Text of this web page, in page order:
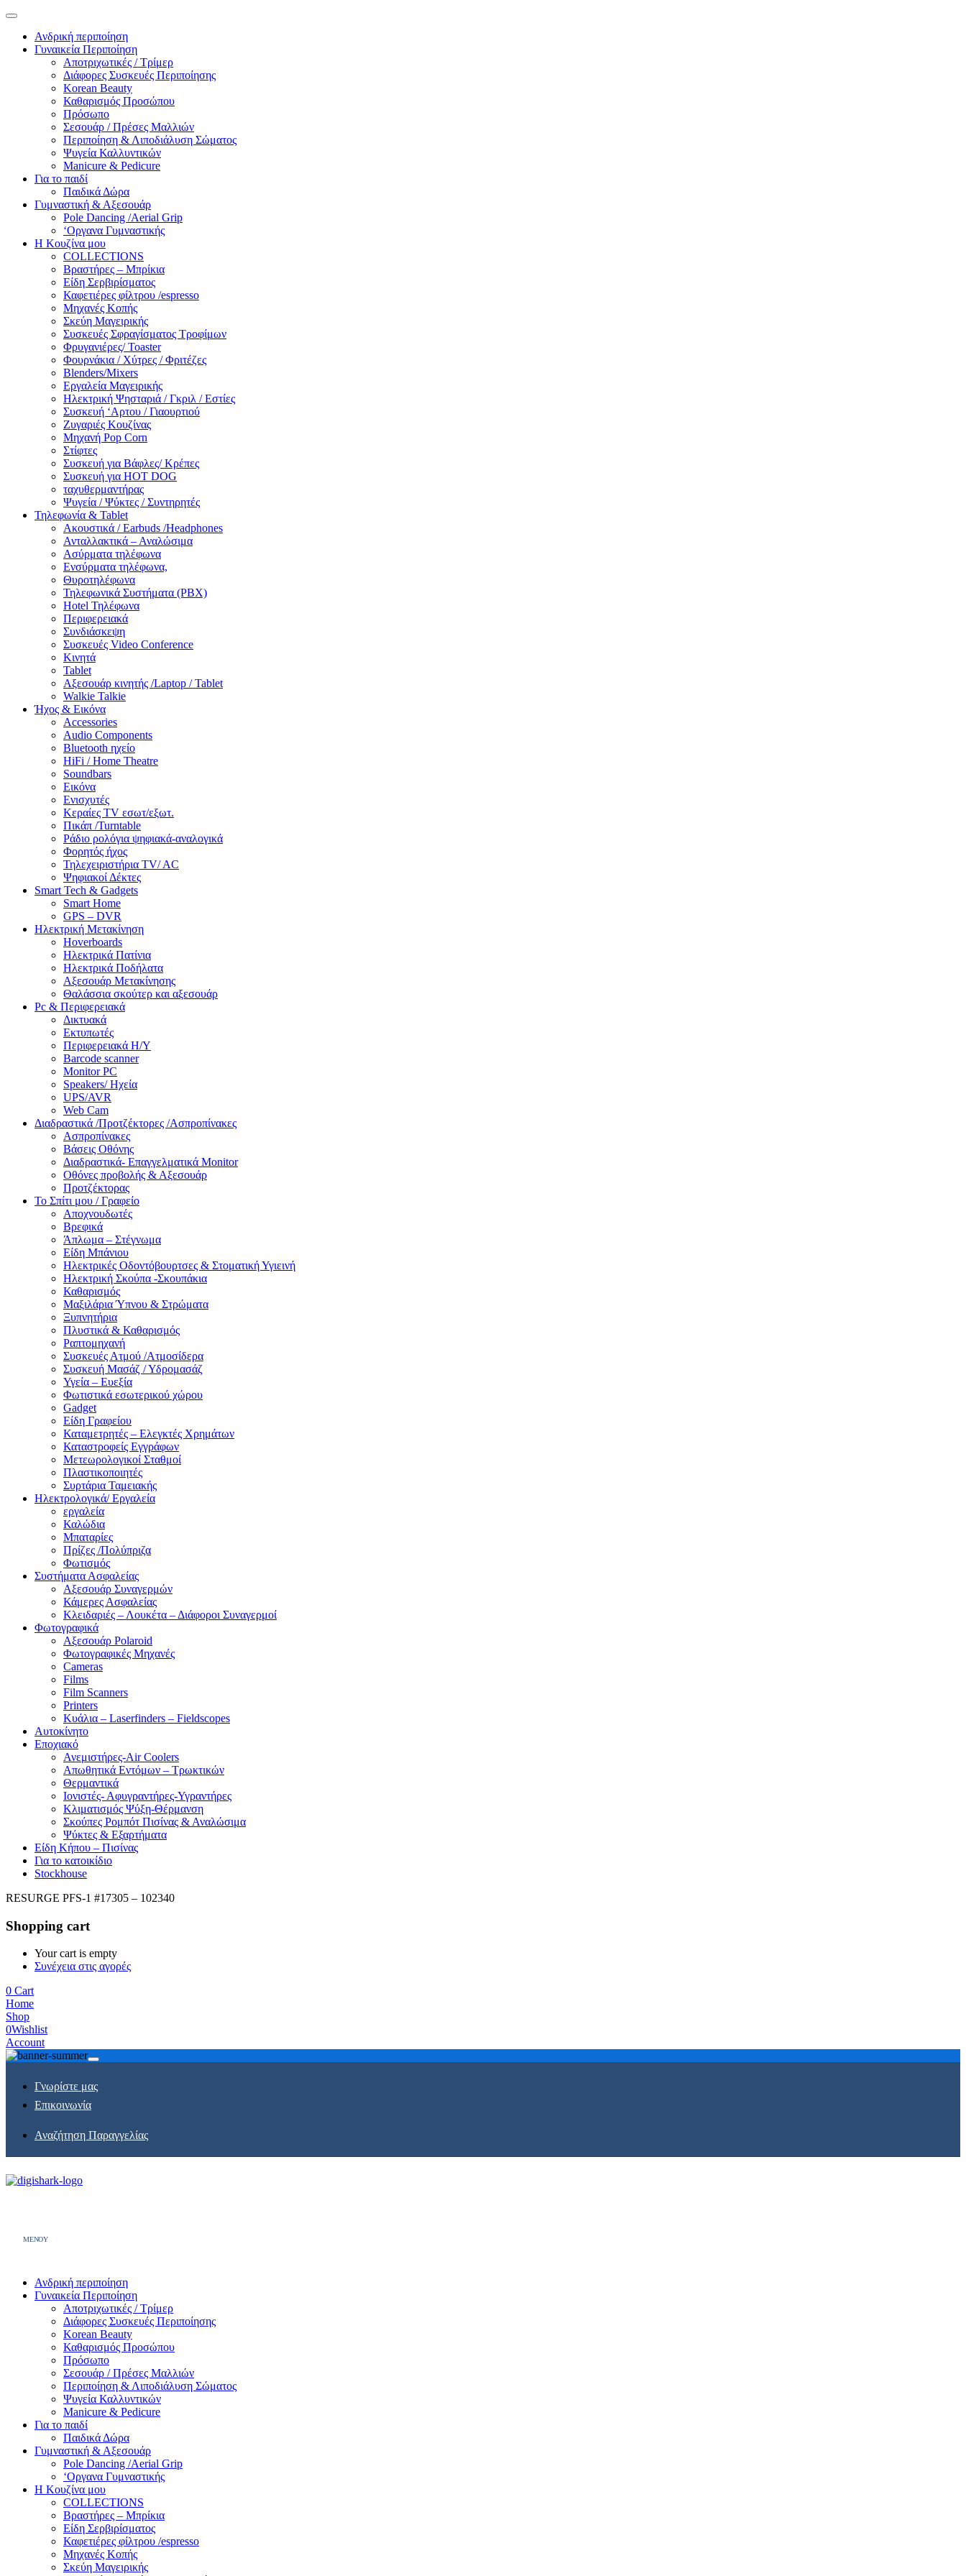
Ανδρική περιποίηση
Γυναικεία Περιποίηση
Αποτριχωτικές / Τρίμερ
Διάφορες Συσκευές Περιποίησης
Korean Beauty
Καθαρισμός Προσώπου
Πρόσωπο
Σεσουάρ / Πρέσες Μαλλιών
Περιποίηση & Λιποδιάλυση Σώματος
Ψυγεία Καλλυντικών
Manicure & Pedicure
Για το παιδί
Παιδικά Δώρα
Γυμναστική & Αξεσουάρ
Pole Dancing /Aerial Grip
‘Οργανα Γυμναστικής
Η Κουζίνα μου
COLLECTIONS
Βραστήρες – Μπρίκια
Είδη Σερβιρίσματος
Καφετιέρες φίλτρου /espresso
Μηχανές Κοπής
Σκεύη Μαγειρικής
Συσκευές Σφραγίσματος Τροφίμων
Φρυγανιέρες/ Toaster
Φουρνάκια / Χύτρες / Φριτέζες
Blenders/Mixers
Εργαλεία Μαγειρικής
Ηλεκτρική Ψησταριά / Γκριλ / Eστίες
Συσκευή ‘Αρτου / Γιαουρτιού
Ζυγαριές Κουζίνας
Μηχανή Pop Corn
Στίφτες
Συσκευή για Βάφλες/ Κρέπες
Συσκευή για HOT DOG
ταχυθερμαντήρας
Ψυγεία / Ψύκτες / Συντηρητές
Τηλεφωνία & Tablet
Ακουστικά / Earbuds /Headphones
Ανταλλακτικά – Αναλώσιμα
Ασύρματα τηλέφωνα
Ενσύρματα τηλέφωνα,
Θυροτηλέφωνα
Τηλεφωνικά Συστήματα (PBX)
Hotel Τηλέφωνα
Περιφερειακά
Συνδιάσκεψη
Συσκευές Video Conference
Κινητά
Tablet
Αξεσουάρ κινητής /Laptop / Tablet
Walkie Talkie
Ήχος & Εικόνα
Accessories
Audio Components
Bluetooth ηχείο
HiFi / Home Theatre
Soundbars
Εικόνα
Ενισχυτές
Κεραίες TV εσωτ/εξωτ.
Πικάπ /Turntable
Ράδιο ρολόγια ψηφιακά-αναλογικά
Φορητός ήχος
Τηλεχειριστήρια TV/ AC
Ψηφιακοί Δέκτες
Smart Tech & Gadgets
Smart Home
GPS – DVR
Ηλεκτρική Μετακίνηση
Hoverboards
Ηλεκτρικά Πατίνια
Ηλεκτρικά Ποδήλατα
Αξεσουάρ Μετακίνησης
Θαλάσσια σκούτερ και αξεσουάρ
Pc & Περιφερειακά
Δικτυακά
Εκτυπωτές
Περιφερειακά Η/Υ
Barcode scanner
Monitor PC
Speakers/ Ηχεία
UPS/AVR
Web Cam
Διαδραστικά /Προτζέκτορες /Ασπροπίνακες
Ασπροπίνακες
Βάσεις Οθόνης
Διαδραστικά- Επαγγελματικά Monitor
Οθόνες προβολής & Αξεσουάρ
Προτζέκτορας
Το Σπίτι μου / Γραφείο
Αποχνουδωτές
Βρεφικά
Άπλωμα – Στέγνωμα
Είδη Μπάνιου
Ηλεκτρικές Οδοντόβουρτσες & Στοματική Υγιεινή
Ηλεκτρική Σκούπα -Σκουπάκια
Καθαρισμός
Μαξιλάρια Ύπνου & Στρώματα
Ξυπνητήρια
Πλυστικά & Καθαρισμός
Ραπτομηχανή
Συσκευές Ατμού /Ατμοσίδερα
Συσκευή Μασάζ / Υδρομασάζ
Υγεία – Ευεξία
Φωτιστικά εσωτερικού χώρου
Gadget
Είδη Γραφείου
Καταμετρητές – Ελεγκτές Χρημάτων
Καταστροφείς Εγγράφων
Μετεωρολογικοί Σταθμοί
Πλαστικοποιητές
Συρτάρια Ταμειακής
Ηλεκτρολογικά/ Εργαλεία
εργαλεία
Καλώδια
Μπαταρίες
Πρίζες /Πολύπριζα
Φωτισμός
Συστήματα Ασφαλείας
Αξεσουάρ Συναγερμών
Κάμερες Ασφαλείας
Κλειδαριές – Λουκέτα – Διάφοροι Συναγερμοί
Φωτογραφικά
Αξεσουάρ Polaroid
Φωτογραφικές Μηχανές
Cameras
Films
Film Scanners
Printers
Κυάλια – Laserfinders – Fieldscopes
Αυτοκίνητο
Εποχιακό
Ανεμιστήρες-Air Coolers
Απωθητικά Εντόμων – Τρωκτικών
Θερμαντικά
Ιονιστές- Αφυγραντήρες-Υγραντήρες
Κλιματισμός Ψύξη-Θέρμανση
Σκούπες Ρομπότ Πισίνας & Αναλώσιμα
Ψύκτες & Εξαρτήματα
Είδη Κήπου – Πισίνας
Για το κατοικίδιο
Stockhouse
RESURGE PFS-1 #17305 – 102340
Shopping cart
Your cart is empty
Συνέχεια στις αγορές
0 Cart
Home
Shop
0Wishlist
Account
Γνωρίστε μας
Επικοινωνία
Αναζήτηση Παραγγελίας
MENOY
Ανδρική περιποίηση
Γυναικεία Περιποίηση
Αποτριχωτικές / Τρίμερ
Διάφορες Συσκευές Περιποίησης
Korean Beauty
Καθαρισμός Προσώπου
Πρόσωπο
Σεσουάρ / Πρέσες Μαλλιών
Περιποίηση & Λιποδιάλυση Σώματος
Ψυγεία Καλλυντικών
Manicure & Pedicure
Για το παιδί
Παιδικά Δώρα
Γυμναστική & Αξεσουάρ
Pole Dancing /Aerial Grip
‘Οργανα Γυμναστικής
Η Κουζίνα μου
COLLECTIONS
Βραστήρες – Μπρίκια
Είδη Σερβιρίσματος
Καφετιέρες φίλτρου /espresso
Μηχανές Κοπής
Σκεύη Μαγειρικής